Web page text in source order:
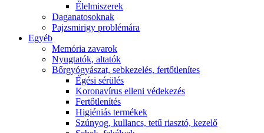
É́lelmiszerek
Daganatosoknak
Pajzsmirigy problémára
Egyéb
Memória zavarok
Nyugtatók, altatók
Bőrgyógyászat, sebkezelés, fertőtlenítes
É́gési sérülés
Koronavírus elleni védekezés
Fertőtlenítés
Higiéniás termékek
Szúnyog, kullancs, tetű riasztó, kezelő